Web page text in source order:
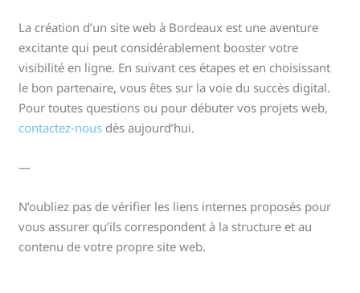
La création d’un site web à Bordeaux est une aventure
excitante qui peut considérablement booster votre
visibilité en ligne. En suivant ces étapes et en choisissant
le bon partenaire, vous êtes sur la voie du succès digital.
Pour toutes questions ou pour débuter vos projets web,
contactez-nous dès aujourd’hui.
—
N’oubliez pas de vérifier les liens internes proposés pour
vous assurer qu’ils correspondent à la structure et au
contenu de votre propre site web.